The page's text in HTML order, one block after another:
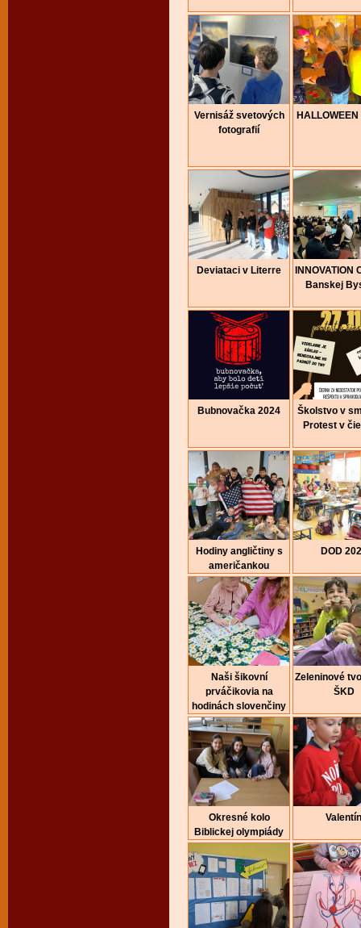
Vernisáž svetových
fotografií
Deviataci v Literre
INNOVATION
Banskej
Bubnovačka 2024
Školstvo v
Protest v
Hodiny angličtiny s
američankou
DOD
Naši šikovní
prváčikovia na
hodinách slovenčiny
Zeleninové
ŠKD
Okresné kolo
Biblickej olympiády
Valentín